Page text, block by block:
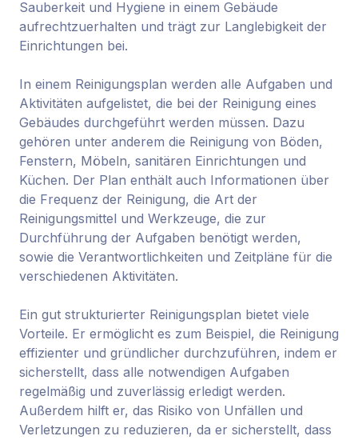
Sauberkeit und Hygiene in einem Gebäude
aufrechtzuerhalten und trägt zur Langlebigkeit der
Einrichtungen bei.
In einem Reinigungsplan werden alle Aufgaben und
Aktivitäten aufgelistet, die bei der Reinigung eines
Gebäudes durchgeführt werden müssen. Dazu
gehören unter anderem die Reinigung von Böden,
Fenstern, Möbeln, sanitären Einrichtungen und
Küchen. Der Plan enthält auch Informationen über
die Frequenz der Reinigung, die Art der
Reinigungsmittel und Werkzeuge, die zur
Durchführung der Aufgaben benötigt werden,
sowie die Verantwortlichkeiten und Zeitpläne für die
verschiedenen Aktivitäten.
Ein gut strukturierter Reinigungsplan bietet viele
Vorteile. Er ermöglicht es zum Beispiel, die Reinigung
effizienter und gründlicher durchzuführen, indem er
sicherstellt, dass alle notwendigen Aufgaben
regelmäßig und zuverlässig erledigt werden.
Außerdem hilft er, das Risiko von Unfällen und
Verletzungen zu reduzieren, da er sicherstellt, dass